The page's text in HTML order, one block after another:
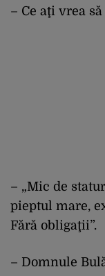
– Ce aţi vrea
– „Mic de
pieptul mare,
Fără obligaţii”.
– Domnule